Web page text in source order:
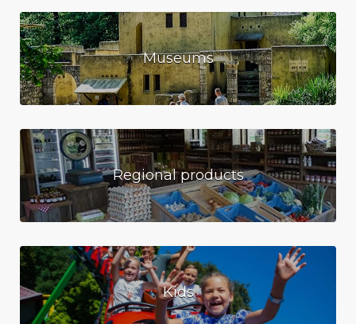
Museums
Regional products
Kids